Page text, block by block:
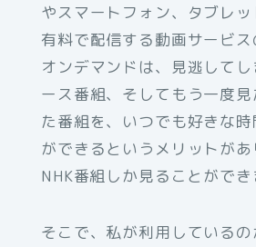
やスマートフォン、タブレ
有料で配信する動画サービ
オンデマンドは、見逃して
ース番組、そしてもう一度
た番組を、いつでも好きな
ができるというメリットがあ
NHK番組しか見ることができ
そこで、私が利用しているの